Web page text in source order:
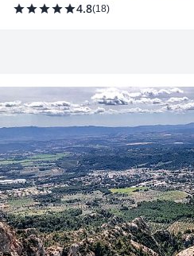
4.8(18)